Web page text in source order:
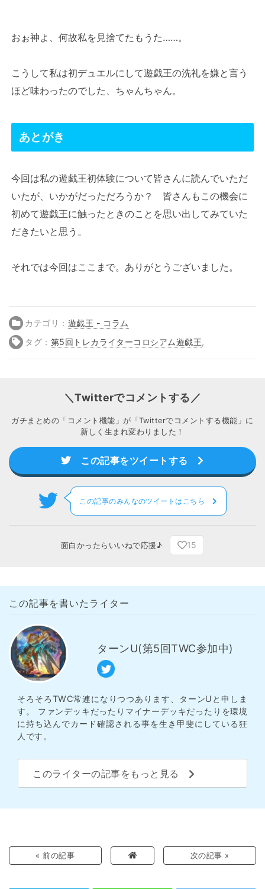
おぉ神よ、何故私を見捨てたもうた……。
こうして私は初デュエルにして遊戯王の洗礼を嫌と言う
ほど味わったのでした、ちゃんちゃん。
あとがき
今回は私の遊戯王初体験について皆さんに読んでいただ
いたが、いかがだっただろうか？ 皆さんもこの機会に
初めて遊戯王に触ったときのことを思い出してみていた
だきたいと思う。
それでは今回はここまで。ありがとうございました。
カテゴリ： 遊戯王 - コラム
タグ： 第5回トレカライターコロシアム遊戯王,
＼Twitterでコメントする／
ガチまとめの「コメント機能」が「Twitterでコメントする機能」に
新しく生まれ変わりました！
この記事をツイートする
この記事のみんなのツイートはこちら
面白かったらいいねで応援♪ 15
この記事を書いたライター
ターンU(第5回TWC参加中)
そろそろTWC常連になりつつあります、ターンUと申しま
す。 ファンデッキだったりマイナーデッキだったりを環境
に持ち込んでカード確認される事を生き甲斐にしている狂
人です。
このライターの記事をもっと見る
« 前の記事 次の記事 »